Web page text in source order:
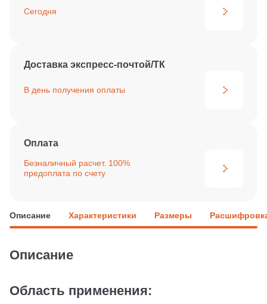
Сегодня
Доставка экспресс-почтой/ТК
В день получения оплаты
Оплата
Безналичный расчет. 100%
предоплата по счету
Описание Характеристики Размеры
Описание
Область применения: